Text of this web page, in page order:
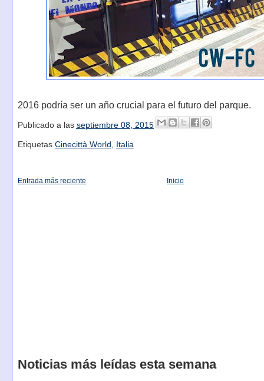
2016 podría ser un año crucial para el futuro del parque.
Publicado a las septiembre 08, 2015
Etiquetas Cinecittà World , Italia
Entrada más reciente Inicio
Noticias más leídas esta semana